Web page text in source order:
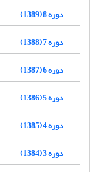
دوره 8 (1389)
دوره 7 (1388)
دوره 6 (1387)
دوره 5 (1386)
دوره 4 (1385)
دوره 3 (1384)